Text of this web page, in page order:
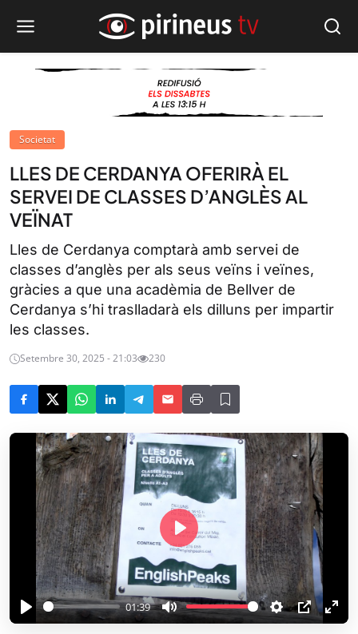
Societat
LLES DE CERDANYA OFERIRÀ EL
SERVEI DE CLASSES D’ANGLÈS AL
VEÏNAT
Lles de Cerdanya comptarà amb servei de
classes d’anglès per als seus veïns i veïnes,
gràcies a que una acadèmia de Bellver de
Cerdanya s’hi traslladarà els dilluns per impartir
les classes.
Setembre 30, 2025 - 21:03 230
P
01:39
M
S
P
E
P
l
a
y